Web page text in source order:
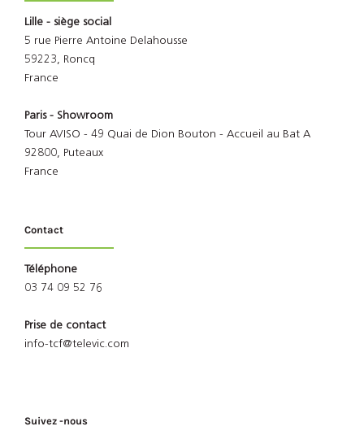
Lille - siège social
5 rue Pierre Antoine Delahousse
59223, Roncq
France
Paris - Showroom
Tour AVISO - 49 Quai de Dion Bouton - Accueil au Bat A
92800, Puteaux
France
Contact
Téléphone
03 74 09 52 76
Prise de contact
info-tcf@televic.com
Suivez -nous